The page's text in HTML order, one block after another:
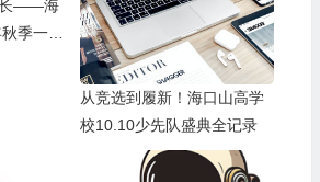
长——海
季一年
从竞选到履新！海口山高学
校10.10少先队盛典全记录